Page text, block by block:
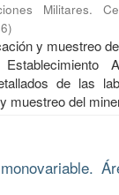
Militares.
)
y muestreo
de las
muestreo del